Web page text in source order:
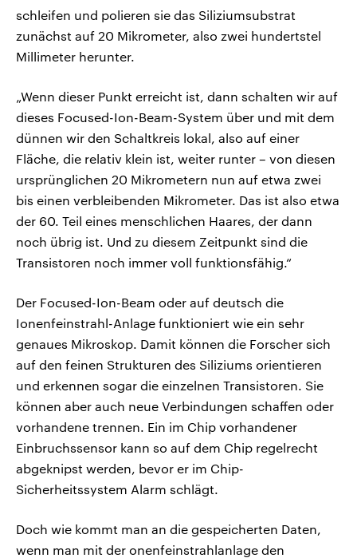
schleifen und polieren sie das Siliziumsubstrat
zunächst auf 20 Mikrometer, also zwei hundertstel
Millimeter herunter.
„Wenn dieser Punkt erreicht ist, dann schalten wir auf
dieses Focused-Ion-Beam-System über und mit dem
dünnen wir den Schaltkreis lokal, also auf einer
Fläche, die relativ klein ist, weiter runter – von diesen
ursprünglichen 20 Mikrometern nun auf etwa zwei
bis einen verbleibenden Mikrometer. Das ist also etwa
der 60. Teil eines menschlichen Haares, der dann
noch übrig ist. Und zu diesem Zeitpunkt sind die
Transistoren noch immer voll funktionsfähig.“
Der Focused-Ion-Beam oder auf deutsch die
Ionenfeinstrahl-Anlage funktioniert wie ein sehr
genaues Mikroskop. Damit können die Forscher sich
auf den feinen Strukturen des Siliziums orientieren
und erkennen sogar die einzelnen Transistoren. Sie
können aber auch neue Verbindungen schaffen oder
vorhandene trennen. Ein im Chip vorhandener
Einbruchssensor kann so auf dem Chip regelrecht
abgeknipst werden, bevor er im Chip-
Sicherheitssystem Alarm schlägt.
Doch wie kommt man an die gespeicherten Daten,
wenn man mit der onenfeinstrahlanlage den